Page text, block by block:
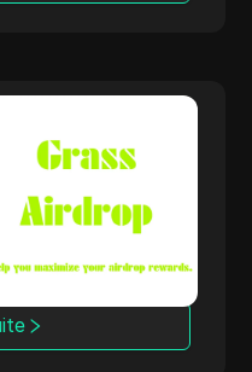
de jetons par la
récompenser les
En
Internet
Grass, les
réseau décentralisé
et un revenu